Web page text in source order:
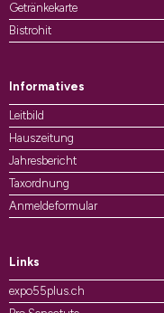
Getränkekarte
Bistrohit
Informatives
Leitbild
Hauszeitung
Jahresbericht
Taxordnung
Anmeldeformular
Links
expo55plus.ch